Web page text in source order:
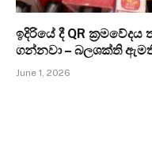
ඉදිරියේ දී QR
ගන්නවා – බලශක්ති
June 1, 2026